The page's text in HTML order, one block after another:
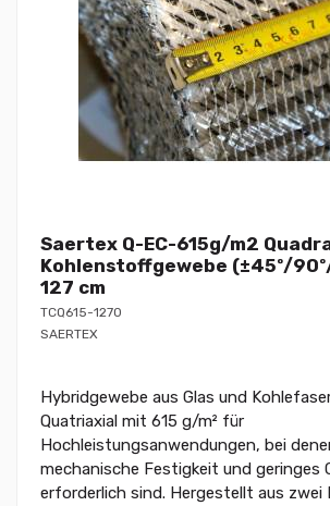
Saertex Q-EC-615g/m2
Kohlenstoffgewebe (±45º/
127 cm
TCQ615-1270
SAERTEX
Hybridgewebe aus Glas und
Quatriaxial mit 615 g/m² für
Hochleistungsanwendungen, bei
mechanische Festigkeit und geringes
erforderlich sind. Hergestellt aus zwei